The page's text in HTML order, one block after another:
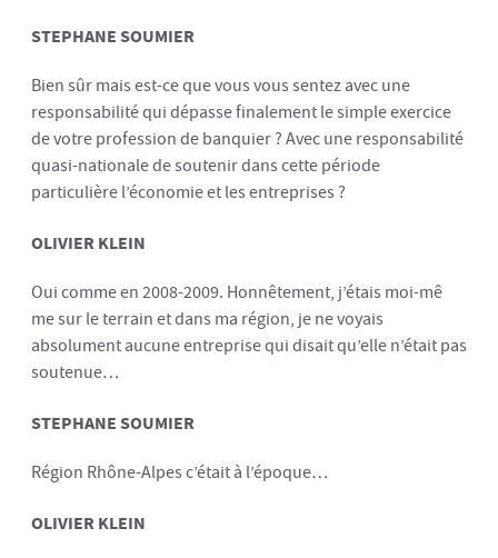
STEPHANE SOUMIER
Bien sûr mais est-ce que vous vous sentez avec une
responsabilité qui dépasse finalement le simple exercice
de votre profession de banquier ? Avec une responsabilité
quasi-nationale de soutenir dans cette période
particulière l’économie et les entreprises ?
OLIVIER KLEIN
Oui comme en 2008-2009. Honnêtement, j’étais moi-mê
me sur le terrain et dans ma région, je ne voyais
absolument aucune entreprise qui disait qu’elle n’était pas
soutenue…
STEPHANE SOUMIER
Région Rhône-Alpes c’était à l’époque…
OLIVIER KLEIN